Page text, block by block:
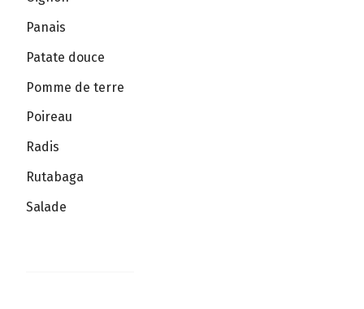
Panais
Patate douce
Pomme de terre
Poireau
Radis
Rutabaga
Salade